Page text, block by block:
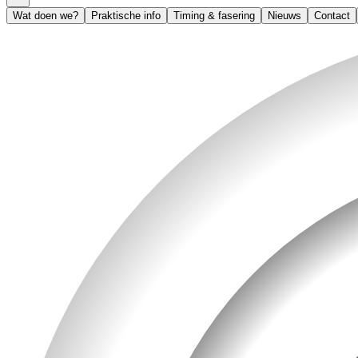
Wat doen we? Praktische info Timing & fasering Nieuws Contact